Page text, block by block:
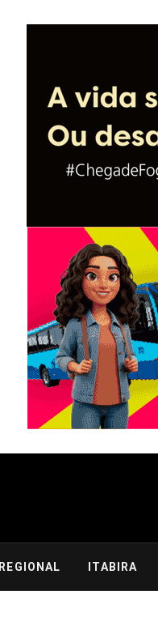
REGIONAL ITABIRA